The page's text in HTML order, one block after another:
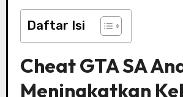
Daftar Isi
Cheat GTA SA
Meningkatkan